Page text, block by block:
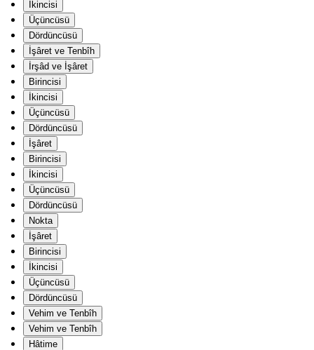
İkincisi
Üçüncüsü
Dördüncüsü
İşâret ve Tenbîh
İrşâd ve İşâret
Birincisi
İkincisi
Üçüncüsü
Dördüncüsü
İşâret
Birincisi
İkincisi
Üçüncüsü
Dördüncüsü
Nokta
İşâret
Birincisi
İkincisi
Üçüncüsü
Dördüncüsü
Vehim ve Tenbîh
Vehim ve Tenbîh
Hâtime